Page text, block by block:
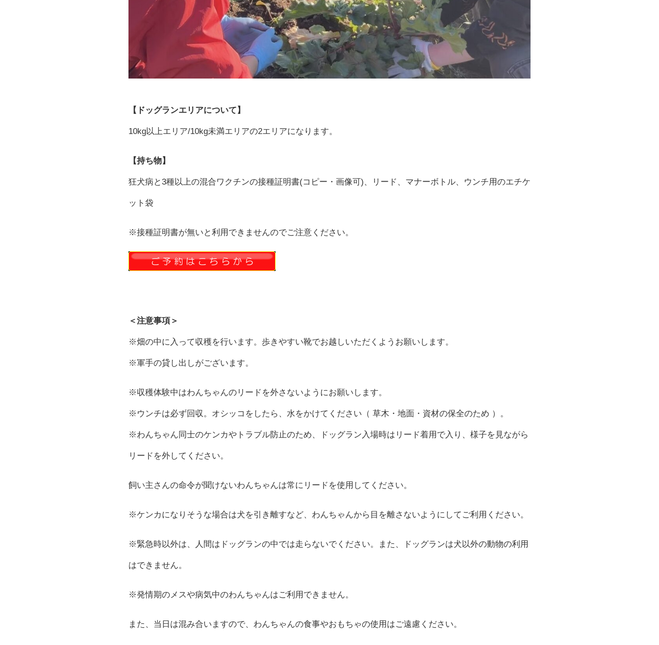
【ドッグランエリアについて】
10kg以上エリア/10kg未満エリアの2エリアになります。
【持ち物】
狂犬病と3種以上の混合ワクチンの接種証明書(コピー・画像可)、リード、マナーボトル、ウンチ用のエチケ
ット袋
※接種証明書が無いと利用できませんのでご注意ください。
＜注意事項＞
※畑の中に入って収穫を行います。歩きやすい靴でお越しいただくようお願いします。
※軍手の貸し出しがございます。
※収穫体験中はわんちゃんのリードを外さないようにお願いします。
※ウンチは必ず回収。オシッコをしたら、水をかけてください（ 草木・地面・資材の保全のため ）。
※わんちゃん同士のケンカやトラブル防止のため、ドッグラン入場時はリード着用で入り、様子を見ながら
リードを外してください。
飼い主さんの命令が聞けないわんちゃんは常にリードを使用してください。
※ケンカになりそうな場合は犬を引き離すなど、わんちゃんから目を離さないようにしてご利用ください。
※緊急時以外は、人間はドッグランの中では走らないでください。また、ドッグランは犬以外の動物の利用
はできません。
※発情期のメスや病気中のわんちゃんはご利用できません。
また、当日は混み合いますので、わんちゃんの食事やおもちゃの使用はご遠慮ください。